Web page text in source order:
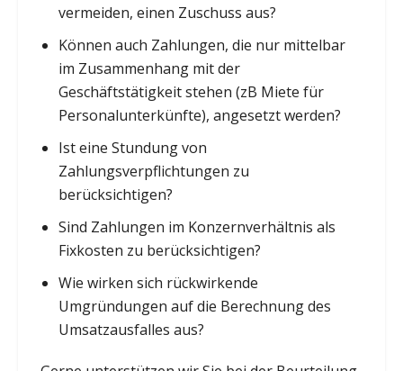
vermeiden, einen Zuschuss aus?
Können auch Zahlungen, die nur mittelbar
im Zusammenhang mit der
Geschäftstätigkeit stehen (zB Miete für
Personalunterkünfte), angesetzt werden?
Ist eine Stundung von
Zahlungsverpflichtungen zu
berücksichtigen?
Sind Zahlungen im Konzernverhältnis als
Fixkosten zu berücksichtigen?
Wie wirken sich rückwirkende
Umgründungen auf die Berechnung des
Umsatzausfalles aus?